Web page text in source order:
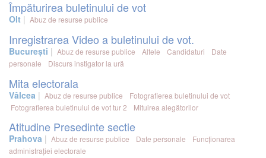
Împăturirea buletinului de vot
Olt Abuz de resurse publice
Inregistrarea Video a buletinului de vot.
București Abuz de resurse publice Altele Candidaturi
Date
personale
Discurs instigator la ură
Mita electorala
Vâlcea Abuz de resurse publice
Fotografierea buletinului de vot
Fotografierea buletinului de vot tur 2
Mituirea alegătorilor
Atitudine Presedinte sectie
Prahova Abuz de resurse publice Date personale
Funcționarea
administrației electorale